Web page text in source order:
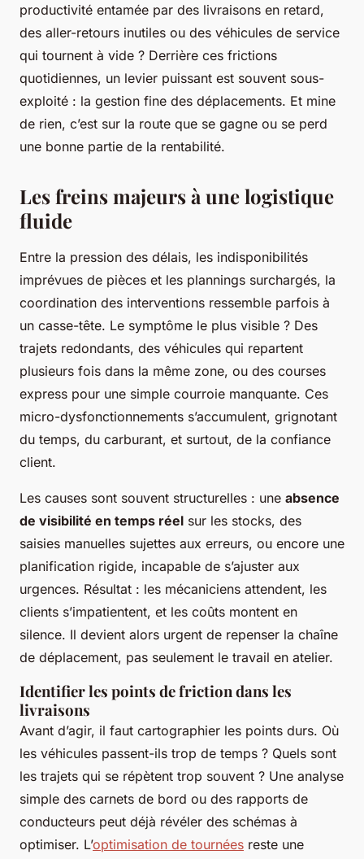
productivité entamée par des livraisons en retard,
des aller-retours inutiles ou des véhicules de service
qui tournent à vide ? Derrière ces frictions
quotidiennes, un levier puissant est souvent sous-
exploité : la gestion fine des déplacements. Et mine
de rien, c’est sur la route que se gagne ou se perd
une bonne partie de la rentabilité.
Les freins majeurs à une logistique
fluide
Entre la pression des délais, les indisponibilités
imprévues de pièces et les plannings surchargés, la
coordination des interventions ressemble parfois à
un casse-tête. Le symptôme le plus visible ? Des
trajets redondants, des véhicules qui repartent
plusieurs fois dans la même zone, ou des courses
express pour une simple courroie manquante. Ces
micro-dysfonctionnements s’accumulent, grignotant
du temps, du carburant, et surtout, de la confiance
client.
Les causes sont souvent structurelles : une absence
de visibilité en temps réel sur les stocks, des
saisies manuelles sujettes aux erreurs, ou encore une
planification rigide, incapable de s’ajuster aux
urgences. Résultat : les mécaniciens attendent, les
clients s’impatientent, et les coûts montent en
silence. Il devient alors urgent de repenser la chaîne
de déplacement, pas seulement le travail en atelier.
Identifier les points de friction dans les
livraisons
Avant d’agir, il faut cartographier les points durs. Où
les véhicules passent-ils trop de temps ? Quels sont
les trajets qui se répètent trop souvent ? Une analyse
simple des carnets de bord ou des rapports de
conducteurs peut déjà révéler des schémas à
optimiser. L’optimisation de tournées reste une